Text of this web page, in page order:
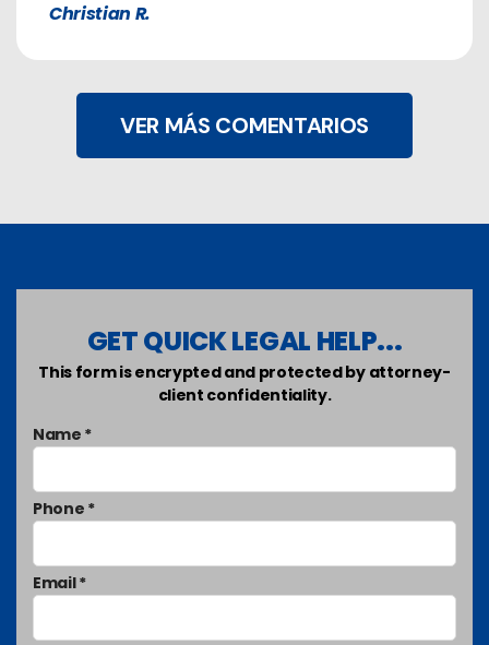
Christian R.
VER MÁS COMENTARIOS
GET QUICK LEGAL HELP...
This form is encrypted and protected by attorney-
client confidentiality.
Name *
Phone *
Email *